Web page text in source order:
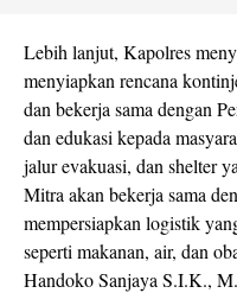
Lebih lanjut, Kapolres
menyiapkan rencana
dan bekerja sama dengan
dan edukasi kepada
jalur evakuasi, dan shelter
Mitra akan bekerja sama
mempersiapkan logistik
seperti makanan, air, dan
Handoko Sanjaya S.I.K.,